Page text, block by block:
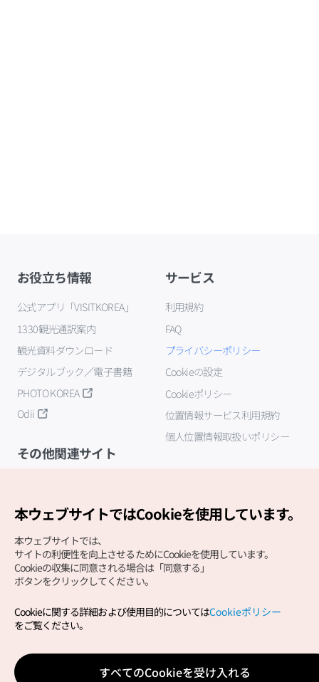
お役立ち情報
公式アプリ「VISITKOREA」
1330観光通訳案内
観光資料ダウンロード
デジタルブック／電子書籍
PHOTO KOREA
Odii
サービス
利用規約
FAQ
プライバシーポリシー
Cookieの設定
Cookieポリシー
位置情報サービス利用規約
個人位置情報取扱いポリシー
その他関連サイト
Copyright (c) Korea Tourism Organization All Rights
サイトエラー報告公式メール
japanese@knto.or.kr
本ウェブサイトではCookieを使用しています。
本ウェブサイトでは、
サイトの利便性を向上させるためにCookieを使用しています。
Cookieの収集に同意される場合は「同意する」
ボタンをクリックしてください。
Cookieに関する詳細および使用目的についてはCookieポリシー
をご覧ください。
すべてのCookieを受け入れる